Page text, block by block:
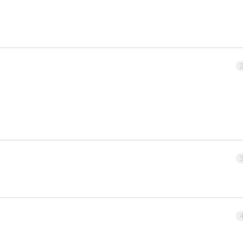
2
3
4